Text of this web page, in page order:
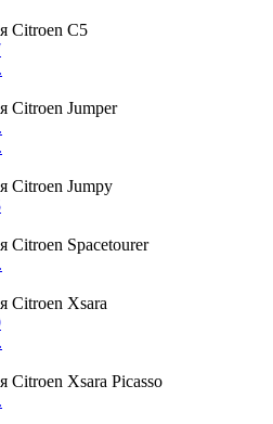
Citroen C5
Citroen Jumper
Citroen Jumpy
Citroen Spacetourer
Citroen Xsara
Citroen Xsara Picasso